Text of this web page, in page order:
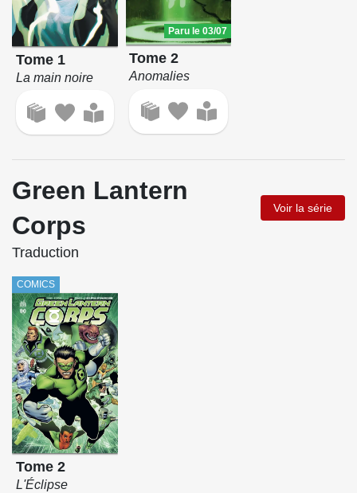
Tome 1
La main noire
Paru le 03/07
Tome 2
Anomalies
Green Lantern
Corps
Voir la série
Traduction
COMICS
Tome 2
L'Éclipse